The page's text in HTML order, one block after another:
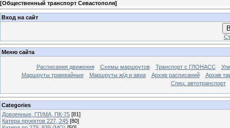
[Общественный транспорт Севастополя]
Вход на сайт
Меню сайта
Расписания движения Схемы маршрутов Транспорт с ГЛОНАСС
Маршруты трамвайные
Маршруты ж/д и авиа Архив расписаний
Архив
Спец. автотранспорт
Categories
Довоенные, ГП/МА, ПК-75 [81]
Катера проектов 227, 245 [80]